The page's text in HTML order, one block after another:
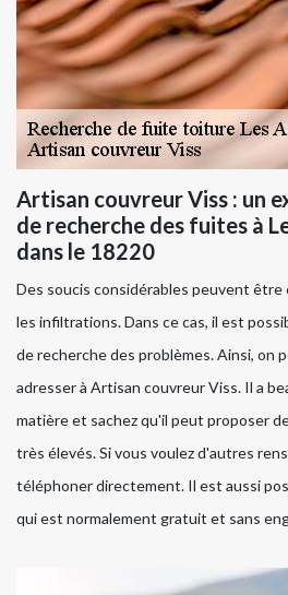
Artisan couvreur Viss : un
de recherche des fuites à
dans le 18220
Des soucis considérables peuvent
les infiltrations. Dans ce cas, il est
de recherche des problèmes. Ainsi, on
adresser à Artisan couvreur Viss. Il a
matière et sachez qu'il peut proposer
très élevés. Si vous voulez d'autres
téléphoner directement. Il est aussi
qui est normalement gratuit et sans